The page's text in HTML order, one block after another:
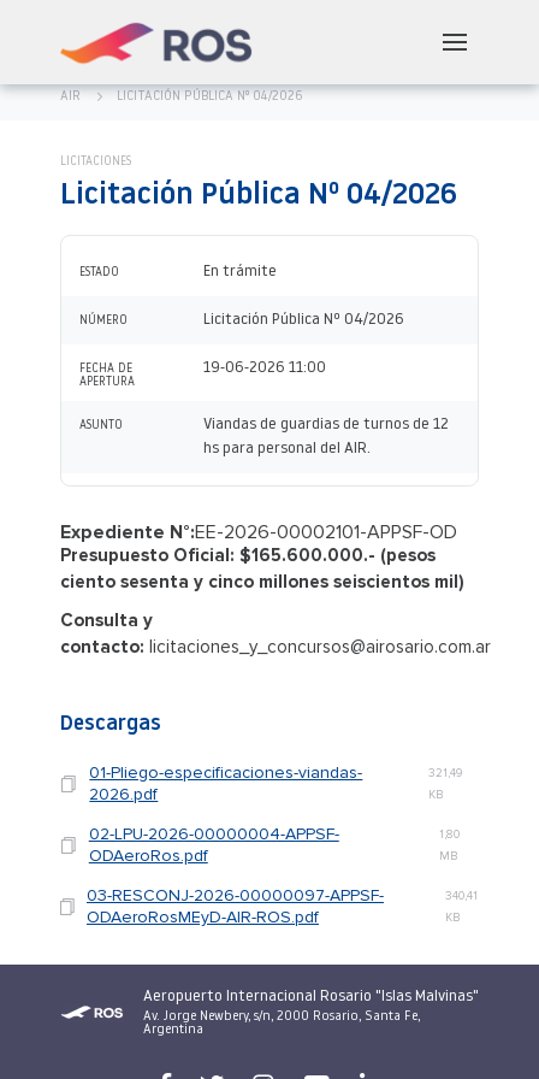
AIR LICITACIÓN PÚBLICA Nº 04/2026
LICITACIONES
Licitación Pública Nº 04/2026
ESTADO En trámite
NÚMERO Licitación Pública Nº 04/2026
FECHA DE
APERTURA
19-06-2026 11:00
ASUNTO
Viandas de guardias de turnos de 12
hs para personal del AIR.
Expediente N°:EE-2026-00002101-APPSF-OD
Presupuesto Oficial: $165.600.000.- (pesos
ciento sesenta y cinco millones seiscientos mil)
Consulta y
contacto: licitaciones_y_concursos@airosario.com.ar
Descargas
01-Pliego-especificaciones-viandas-
2026.pdf
321,49
KB
02-LPU-2026-00000004-APPSF-
ODAeroRos.pdf
1,80
MB
03-RESCONJ-2026-00000097-APPSF-
ODAeroRosMEyD-AIR-ROS.pdf
340,41
KB
Aeropuerto Internacional Rosario "Islas Malvinas"
Av. Jorge Newbery, s/n, 2000 Rosario, Santa Fe,
Argentina